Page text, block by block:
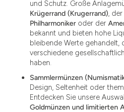
und Schutz. Große
Krügerrand (Krugerrand), der
Philharmoniker oder der
bekannt und bieten hohe
bleibende Werte gehandelt,
verschiedene
haben.
Sammlermünzen
Design, Seltenheit oder
Entdecken Sie unsere
Goldmünzen und limitierten